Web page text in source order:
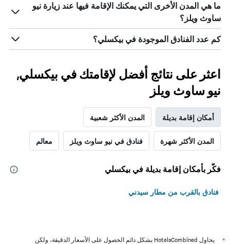
ما هي المدن الأخرى التي يمكنك الإقامة فيها عند زيارة نيو
ساوث ويلز؟
كم عدد الفنادق الموجودة في بيكسلي؟
اعثر على نتائج أفضل لإقامتك في بيكسلي,
نيو ساوث ويلز
أمكان إقامة بديلة المدن الأكثر شعبية
المدن الأكثر شهرة فنادق في نيو ساوث ويلز معالم
فكّر بأمكان إقامة بديلة في بيكسلي
فنادق بالقرب من مطار سيدني
* يحاول HotelsCombined بشكل دائم الحصول على الأسعار الدقيقة، ولكن